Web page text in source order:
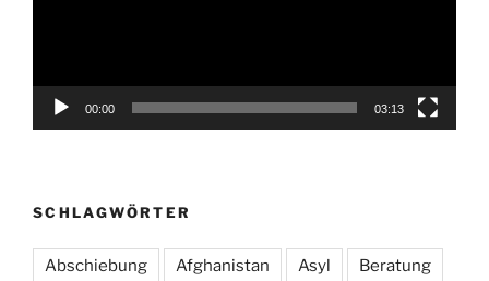
00:00 03:13
SCHLAGWÖRTER
Abschiebung Afghanistan Asyl Beratung